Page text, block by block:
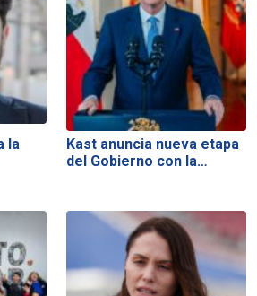
la
Kast anuncia nueva etapa
del Gobierno con la…